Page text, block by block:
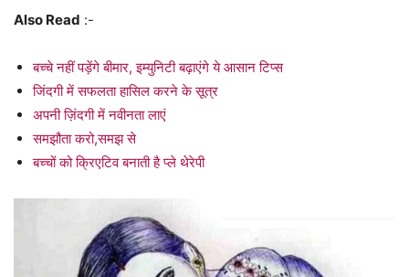
Also Read :-
बच्चे नहीं पड़ेंगे बीमार, इम्युनिटी बढ़ाएंगे ये आसान टिप्स
जिंदगी में सफलता हासिल करने के सूत्र
अपनी ज़िंदगी में नवीनता लाएं
समझौता करो,समझ से
बच्चों को क्रिएटिव बनाती है प्ले थेरेपी